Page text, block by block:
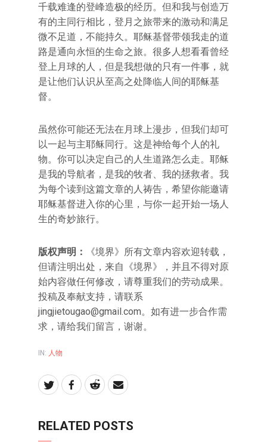
千载难逢的登峰造极的经历。但和我与创造万
有的主同行相比，登月之旅带来的激动和满足
微不足道，不能持久。耶稣基督带领我走的道
路是通向永恒的生命之旅。很多人想看看曾经
登上月球的人，但是我想做的只有一件事，就
是让他们认识从至高之处降临人间的耶稣基
督。
虽然你可能还无法在月球上漫步，但我们却可
以一起与主耶稣同行。这是神给每个人的礼
物。你可以决定自己的人生道路怎么走。耶稣
是我的导航者，是我的牧者、我的拯救者。我
为每个读到这篇文章的人祷告，希望你能邀请
耶稣基督进入你的心里，与你一起开始一场人
生的奇妙旅行。
版权声明：
《境界》所有文章内容欢迎转载，
但请注明出处，来自《境界》，并且不得对原
始内容做任何修改，请尊重我们的劳动成果。
投稿及奉献支持，请联系
jingjietougao@gmail.com。如有进一步合作需
求，请给我们留言，谢谢。
IN: 人物
RELATED POSTS